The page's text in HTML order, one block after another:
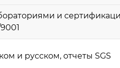
и
и русском, отчеты SGS